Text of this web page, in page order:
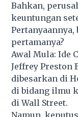
Bahkan,
keuntungan
pertamanya?
Awal Mula: Ide
Jeffrey Preston
dibesarkan di
di bidang ilmu
di Wall Street.